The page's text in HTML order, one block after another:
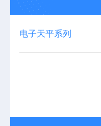
电子天平系列